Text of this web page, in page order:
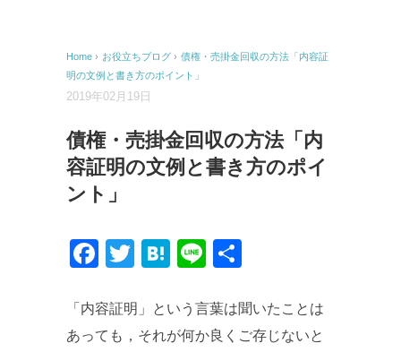
Home › お役立ちブログ › 債権・売掛金回収の方法「内容証
明の文例と書き方のポイント」
2019年02月19日
債権・売掛金回収の方法「内
容証明の文例と書き方のポイ
ント」
Facebook
Twitter
Hatena
Line
「内容証明」という言葉は聞いたことは
あっても，それが何か良くご存じないと